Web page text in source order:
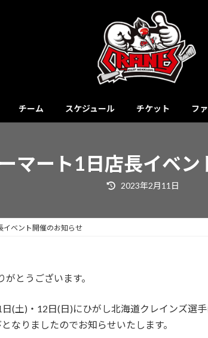
チーム スケジュール チケット フ
マート1日店長イベン
最
日
2023年2月11日
イベント開催のお知らせ
とうございます。
(土)・12日(日)にひがし北海道クレインズ選
なりましたのでお知らせいたします。